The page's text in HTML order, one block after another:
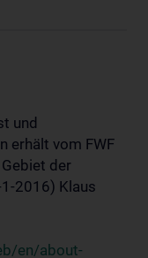
und
erhält vom FWF
der
2016) Klaus
en/about-